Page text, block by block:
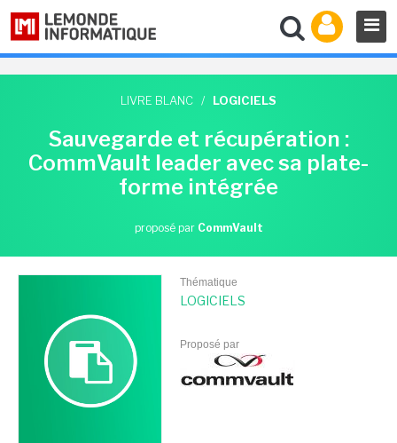
LIVRE BLANC / LOGICIELS
Sauvegarde et récupération :
CommVault leader avec sa plate-
forme intégrée
proposé par CommVault
Thématique
LOGICIELS
Proposé par